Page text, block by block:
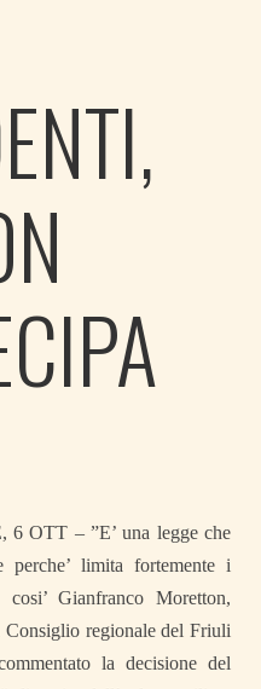
OTT – ”E’ una legge che
perche’ limita fortemente i
Gianfranco Moretton,
regionale del Friuli
la decisione del